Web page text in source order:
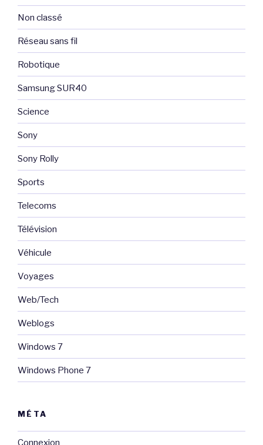
Non classé
Réseau sans fil
Robotique
Samsung SUR40
Science
Sony
Sony Rolly
Sports
Telecoms
Télévision
Véhicule
Voyages
Web/Tech
Weblogs
Windows 7
Windows Phone 7
MÉTA